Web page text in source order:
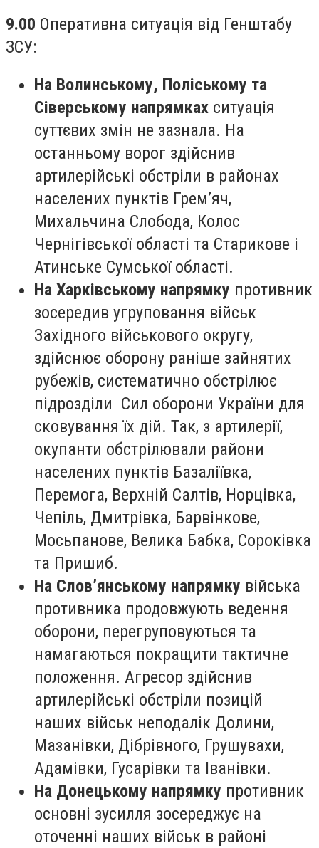
9.00 Оперативна ситуація від Генштабу
ЗСУ:
На Волинському, Поліському та
Сіверському напрямках ситуація
суттєвих змін не зазнала. На
останньому ворог здійснив
артилерійські обстріли в районах
населених пунктів Грем’яч,
Михальчина Слобода, Колос
Чернігівської області та Старикове і
Атинське Сумської області.
На Харківському напрямку противник
зосередив угруповання військ
Західного військового округу,
здійснює оборону раніше зайнятих
рубежів, систематично обстрілює
підрозділи Сил оборони України для
сковування їх дій. Так, з артилерії,
окупанти обстрілювали райони
населених пунктів Базаліївка,
Перемога, Верхній Салтів, Норцівка,
Чепіль, Дмитрівка, Барвінкове,
Мосьпанове, Велика Бабка, Сороківка
та Пришиб.
На Слов’янському напрямку війська
противника продовжують ведення
оборони, перегруповуються та
намагаються покращити тактичне
положення. Агресор здійснив
артилерійські обстріли позицій
наших військ неподалік Долини,
Мазанівки, Дібрівного, Грушувахи,
Адамівки, Гусарівки та Іванівки.
На Донецькому напрямку противник
основні зусилля зосереджує на
оточенні наших військ в районі